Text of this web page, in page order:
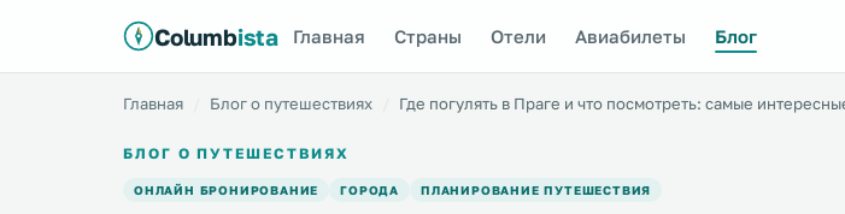
Columbista Главная Страны Отели Авиабилеты Блог
Главная Блог о путешествиях Где погулять в Праге и что посмотреть: самые
БЛОГ О ПУТЕШЕСТВИЯХ
ОНЛАЙН БРОНИРОВАНИЕ ГОРОДА ПЛАНИРОВАНИЕ ПУТЕШЕСТВИЯ